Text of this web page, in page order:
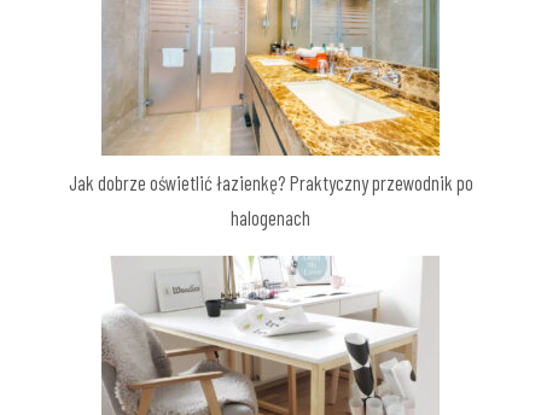
Jak dobrze oświetlić łazienkę? Praktyczny przewodnik po
halogenach